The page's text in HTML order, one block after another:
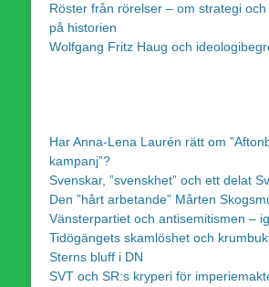
Röster från rörelser – om strategi
på historien
Wolfgang Fritz Haug och
Har Anna-Lena Laurén rätt om
kampanj”?
Svenskar, ”svenskhet” och ett delat
Den ”hårt arbetande” Mårten
Vänsterpartiet och antisemitismen –
Tidögängets skamlöshet och
Sterns bluff i DN
SVT och SR:s kryperi för